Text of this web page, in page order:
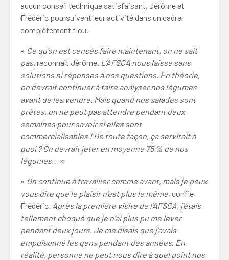
aucun conseil technique satisfaisant, Jérôme et
Frédéric poursuivent leur activité dans un cadre
complètement flou.
« Ce qu’on est censés faire maintenant, on ne sait
pas,reconnaît Jérôme. L’AFSCA nous laisse sans
solutions ni réponses à nos questions. En théorie,
on devrait continuer à faire analyser nos légumes
avant de les vendre. Mais quand nos salades sont
prêtes, on ne peut pas attendre pendant deux
semaines pour savoir si elles sont
commercialisables ! De toute façon, ça servirait à
quoi ? On devrait jeter en moyenne 75 % de nos
légumes… »
« On continue à travailler comme avant, mais je peux
vous dire que le plaisir n’est plus le même, confie
Frédéric. Après la première visite de l’AFSCA, j’étais
tellement choqué que je n’ai plus pu me lever
pendant deux jours. Je me disais que j’avais
empoisonné les gens pendant des années. En
réalité, personne ne peut nous dire à quel point nos